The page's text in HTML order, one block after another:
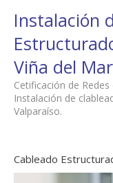
Instalación
Viña del Mar
Cetificación de
Instalación de
Valparaíso.
Cableado